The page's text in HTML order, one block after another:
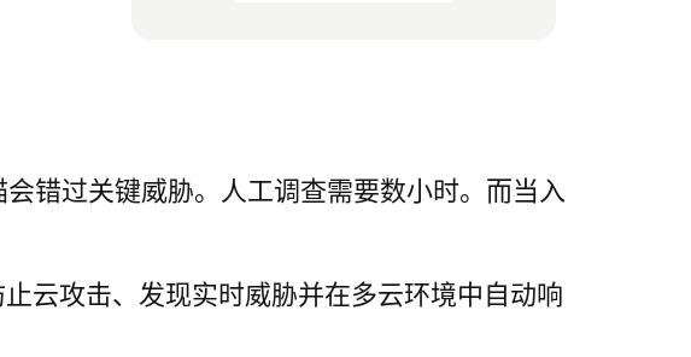
错过关键威胁。人工调查需要数小时。而当入
云攻击、发现实时威胁并在多云环境中自动响